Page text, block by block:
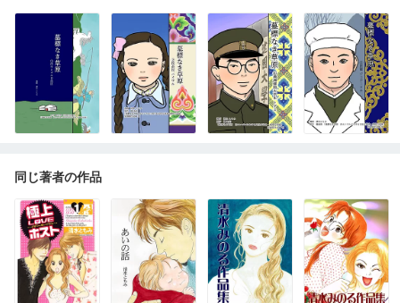
同じ著者の作品